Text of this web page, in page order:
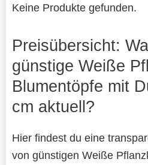
Keine Produkte gefunden.
Preisübersicht:
günstige Weiße
Blumentöpfe mit
cm aktuell?
Hier findest du eine
von günstigen Weiße